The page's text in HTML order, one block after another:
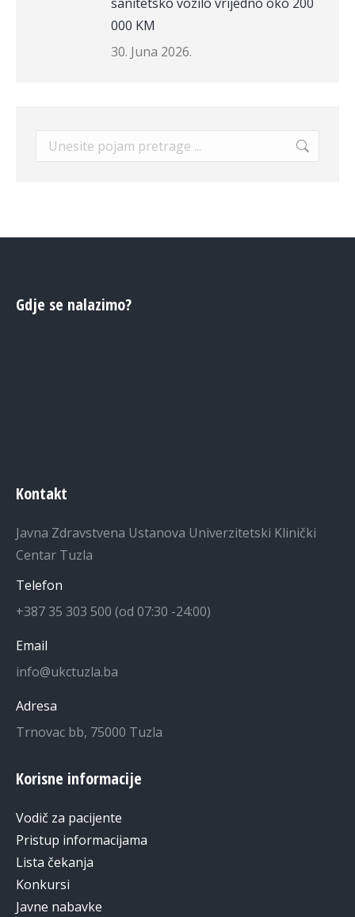
000 KM
30. Juna 2026.
Search:
Gdje se nalazimo?
Kontakt
Javna Zdravstvena Ustanova Univerzitetski Klinički
Centar Tuzla
Telefon
+387 35 303 500 (od 07:30 -24:00)
Email
info@ukctuzla.ba
Adresa
Trnovac bb, 75000 Tuzla
Korisne informacije
Vodič za pacijente
Pristup informacijama
Lista čekanja
Konkursi
Javne nabavke